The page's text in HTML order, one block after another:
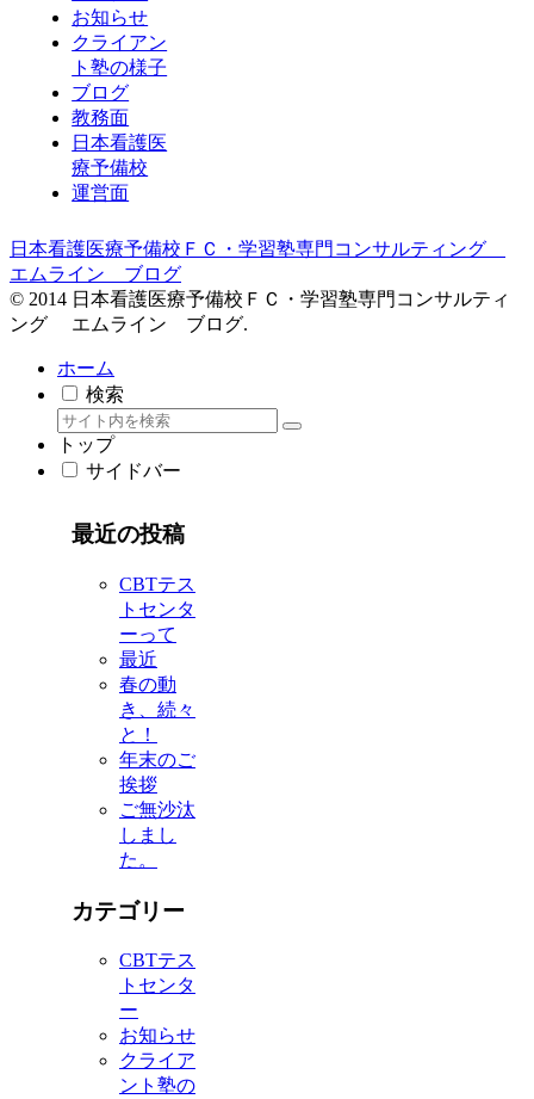
お知らせ
クライアン
ト塾の様子
ブログ
教務面
日本看護医
療予備校
運営面
日本看護医療予備校ＦＣ・学習塾専門コンサルティング
エムライン ブログ
© 2014 日本看護医療予備校ＦＣ・学習塾専門コンサルティ
ング エムライン ブログ.
ホーム
検索
トップ
サイドバー
最近の投稿
CBTテス
トセンタ
ーって
最近
春の動
き、続々
と！
年末のご
挨拶
ご無沙汰
しまし
た。
カテゴリー
CBTテス
トセンタ
ー
お知らせ
クライア
ント塾の